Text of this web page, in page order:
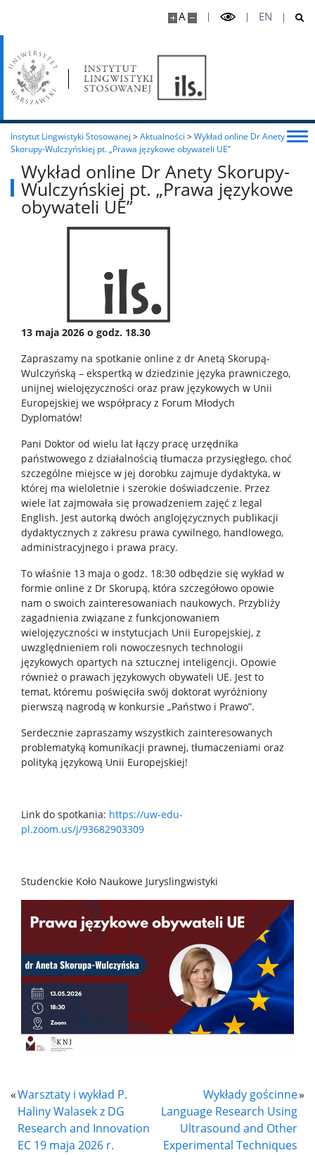
A EN
Instytut Lingwistyki Stosowanej >Aktualności >Wykład online Dr Anety
Skorupy-Wulczyńskiej pt. „Prawa językowe obywateli UE”
Wykład online Dr Anety Skorupy-
Wulczyńskiej pt. „Prawa językowe
obywateli UE”
13 maja 2026 o godz. 18.30
Zapraszamy na spotkanie online z dr Anetą Skorupą-
Wulczyńską – ekspertką w dziedzinie języka prawniczego,
unijnej wielojęzyczności oraz praw językowych w Unii
Europejskiej we współpracy z Forum Młodych
Dyplomatów!
Pani Doktor od wielu lat łączy pracę urzędnika
państwowego z działalnością tłumacza przysięgłego, choć
szczególne miejsce w jej dorobku zajmuje dydaktyka, w
której ma wieloletnie i szerokie doświadczenie. Przez
wiele lat zajmowała się prowadzeniem zajęć z legal
English. Jest autorką dwóch anglojęzycznych publikacji
dydaktycznych z zakresu prawa cywilnego, handlowego,
administracyjnego i prawa pracy.
To właśnie 13 maja o godz. 18:30 odbędzie się wykład w
formie online z Dr Skorupą, która szczegółowo opowie
nam o swoich zainteresowaniach naukowych. Przybliży
zagadnienia związane z funkcjonowaniem
wielojęzyczności w instytucjach Unii Europejskiej, z
uwzględnieniem roli nowoczesnych technologii
językowych opartych na sztucznej inteligencji. Opowie
również o prawach językowych obywateli UE. Jest to
temat, któremu poświęciła swój doktorat wyróżniony
pierwszą nagrodą w konkursie „Państwo i Prawo”.
Serdecznie zapraszamy wszystkich zainteresowanych
problematyką komunikacji prawnej, tłumaczeniami oraz
polityką językową Unii Europejskiej!
Link do spotkania: https://uw-edu-
pl.zoom.us/j/93682903309
Studenckie Koło Naukowe Juryslingwistyki
«Warsztaty i wykład P.
Haliny Walasek z DG
Research and Innovation
EC 19 maja 2026 r.
Wykłady gościnne
Language Research Using
Ultrasound and Other
Experimental Techniques
»